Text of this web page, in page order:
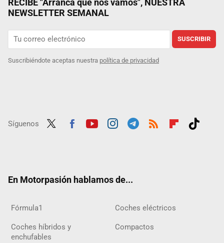
RECIBE "Arranca que nos vamos", NUESTRA
NEWSLETTER SEMANAL
SUSCRIBIR
Suscribiéndote aceptas nuestra política de privacidad
Síguenos
En Motorpasión hablamos de...
Fórmula1 Coches eléctricos
Coches híbridos y
enchufables
Compactos